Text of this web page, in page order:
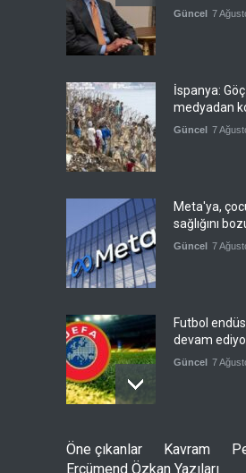
Güncel 7
İspanya: Göç
medyadan
Güncel 7
Meta'ya,
sağlığını
Güncel 7
Futbol
devam
Güncel 7
Suudi
Pakistan
Öne çıkanlar Kavram
Ercümend Özkan Yazıları